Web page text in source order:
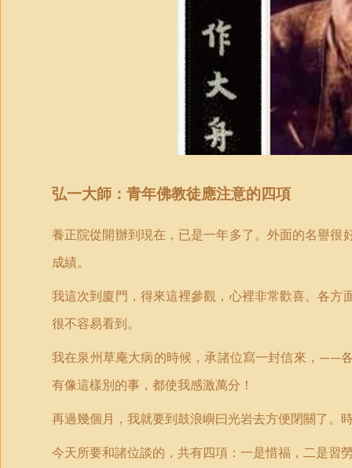
弘一大師：青年佛教徒應注意的四項
養正院從開辦到現在，已是一年多了。外面的名譽
成績。
我這次到廈門，得來這裡參觀，心裡非常歡喜。各
很不容易看到。
我在泉州草庵大病的時候，承諸位寫一封信來， ——
有像這樣別的事，都使我感激萬分！
再過幾個月，我就要到鼓浪嶼曰光岩去方便閉關了。
今天所要和諸位談的，共有四項：一是惜福，二是習